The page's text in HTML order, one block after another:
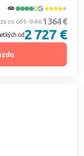
za os. od1 9401 364 €
od2 727 €